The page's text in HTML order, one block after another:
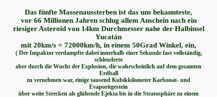
Das fünfte Massenaussterben ist das uns bekannteste,
vor 66 Millionen Jahren schlug allem Anschein nach ein
riesiger Asteroid von 14km Durchmesser nahe der Halbinsel
Yucatán
mit 20km/s = 72000km/h, in einem 50Grad Winkel, ein,
( Der Impaktor verdampftedabei innerhalb einer Sekunde fast vollständig,
schleuderte
aber durch die Wucht der Explosion, die wahrscheinlich auf dem gesamten
Erdball
zu vernehmen war, einige tausend Kubikkilometer Karbonat- und
Evaporitgestein
über weite Strecken als glühende Ejekta bis in die Stratosphäre zu einem